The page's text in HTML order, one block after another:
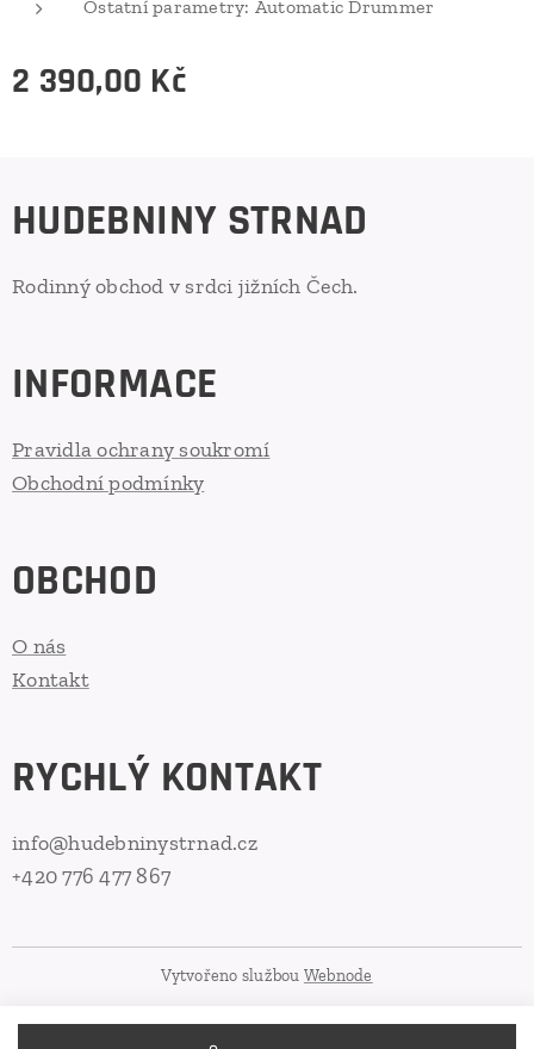
Ostatní parametry: Automatic Drummer
2 390,00 Kč
HUDEBNINY STRNAD
Rodinný obchod v srdci jižních Čech.
INFORMACE
Pravidla ochrany soukromí
Obchodní podmínky
OBCHOD
O nás
Kontakt
RYCHLÝ KONTAKT
info@hudebninystrnad.cz
+420 776 477 867
Vytvořeno službou Webnode